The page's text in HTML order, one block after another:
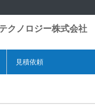
クノロジー株式会社
見積依頼